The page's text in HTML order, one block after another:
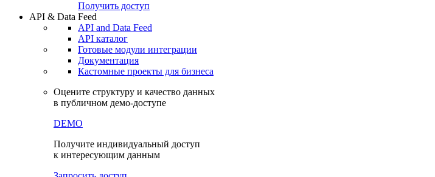
Получить доступ
API & Data Feed
API and Data Feed
API каталог
Готовые модули интеграции
Документация
Кастомные проекты для бизнеса
Оцените структуру и качество данных
в публичном демо-доступе
DEMO
Получите индивидуальный доступ
к интересующим данным